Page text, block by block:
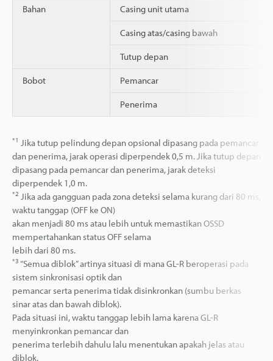
Bahan Casing unit utama
Casing atas/casing bawah
Tutup depan
Bobot Pemancar
Penerima
*1 Jika tutup pelindung depan opsional dipasang pada pemancar
dan penerima, jarak operasi diperpendek 0,5 m. Jika tutup depan
dipasang pada pemancar dan penerima, jarak deteksi
diperpendek 1,0 m.
*2 Jika ada gangguan pada zona deteksi selama kurang dari 80 ms,
waktu tanggap (OFF ke ON)
akan menjadi 80 ms atau lebih untuk memastikan OSSD
mempertahankan status OFF selama
lebih dari 80 ms.
*3 “Semua diblok” artinya situasi di mana GL-R beroperasi pada
sistem sinkronisasi optik dan
pemancar serta penerima tidak disinkronkan (sumbu berkas
sinar atas dan bawah diblok).
Pada situasi ini, waktu tanggap lebih lama karena GL-R
menyinkronkan pemancar dan
penerima terlebih dahulu lalu menentukan apakah jelas atau
diblok.